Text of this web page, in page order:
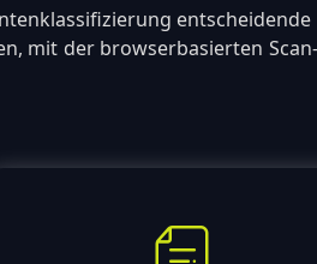
entscheidende
mit der browserbasierten